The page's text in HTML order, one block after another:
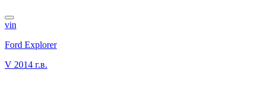
vin
Ford Explorer
V 2014 г.в.